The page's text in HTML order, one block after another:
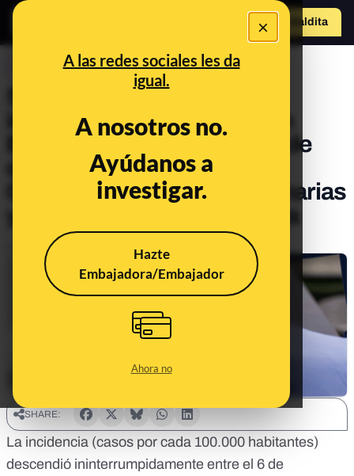
×
A las redes sociales les da
igual.
A nosotros no.
Ayúdanos a
investigar.
Hazte
Embajadora/Embajador
Ahora no
Hazte Maldito
CONTROL DEL PODER
Se estanca la bajada de la
incidencia de COVID-19 en
España desde comienzos de
diciembre: en Baleares,
Comunidad de Madrid, Canarias
y Cataluña incluso aumenta
Publicado el
SHARE:
La incidencia (casos por cada 100.000 habitantes)
descendió ininterrumpidamente entre el 6 de